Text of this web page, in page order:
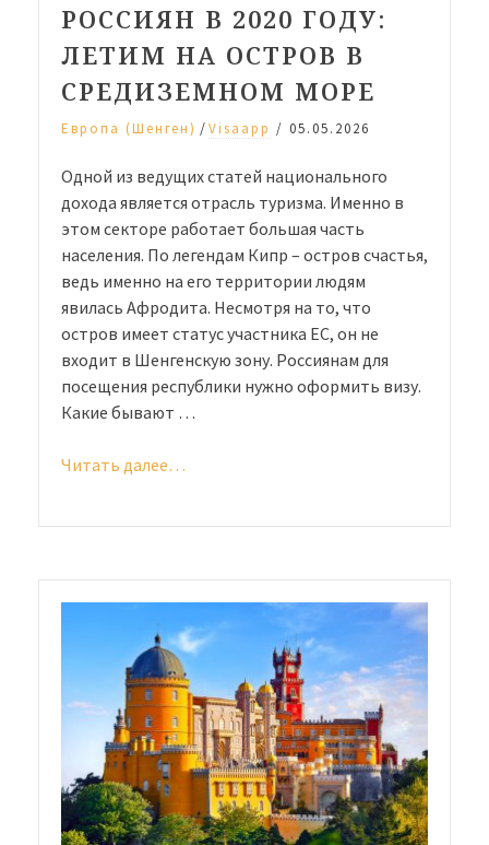
РОССИЯН В 2020 ГОДУ:
ЛЕТИМ НА ОСТРОВ В
СРЕДИЗЕМНОМ МОРЕ
Европа (Шенген) /Visaapp / 05.05.2026
Одной из ведущих статей национального
дохода является отрасль туризма. Именно в
этом секторе работает большая часть
населения. По легендам Кипр – остров счастья,
ведь именно на его территории людям
явилась Афродита. Несмотря на то, что
остров имеет статус участника ЕС, он не
входит в Шенгенскую зону. Россиянам для
посещения республики нужно оформить визу.
Какие бывают …
Читать далее…
2020
году:
летим
на
остров
в
Средиземном
море»